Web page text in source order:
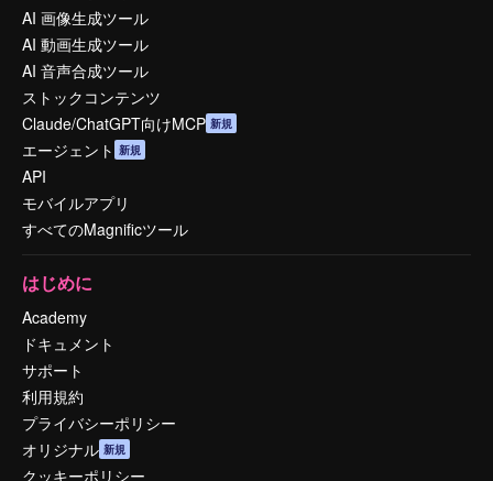
AI 画像生成ツール
AI 動画生成ツール
AI 音声合成ツール
ストックコンテンツ
Claude/ChatGPT向けMCP 新規
エージェント 新規
API
モバイルアプリ
すべてのMagnificツール
はじめに
Academy
ドキュメント
サポート
利用規約
プライバシーポリシー
オリジナル 新規
クッキーポリシー